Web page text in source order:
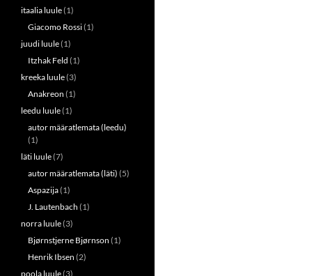
itaalia luule(1)
Giacomo Rossi(1)
juudi luule(1)
Itzhak Feld (1)
kreeka luule(3)
Anakreon (1)
leedu luule(1)
autor määratlemata (leedu)
(1)
läti luule(7)
autor määratlemata (läti) (5)
Aspazija(1)
J. Lautenbach (1)
norra luule(3)
Bjørnstjerne Bjørnson (1)
Henrik Ibsen (2)
poola luule(3)